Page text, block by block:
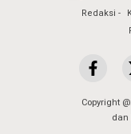
Redaksi
Copyright
dan